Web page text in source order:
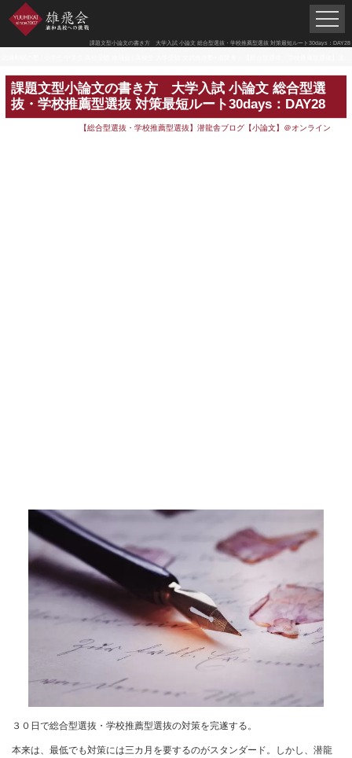
課題文型小論文の書き方 大学入試 小論文 総合型選抜・学校推薦型選抜 対策最短ルート30days：DAY28
課題文型小論文の書き方 大学入試 小論文 総合型選
抜・学校推薦型選抜 対策最短ルート30days：DAY28
【総合型選抜・学校推薦型選抜】潜龍舎ブログ【小論文】＠オンライン
３０日で総合型選抜・学校推薦型選抜の対策を完遂する。
本来は、最低でも対策には三カ月を要するのがスタンダード。しかし、潜龍